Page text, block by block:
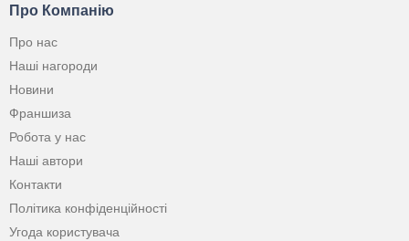
Про Компанію
Про нас
Наші нагороди
Новини
Франшиза
Робота у нас
Наші автори
Контакти
Політика конфіденційності
Угода користувача